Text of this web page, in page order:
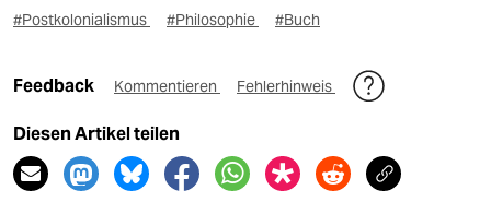
#Postkolonialismus
#Philosophie #Buch
Feedback Kommentieren Fehlerhinweis
Diesen Artikel teilen